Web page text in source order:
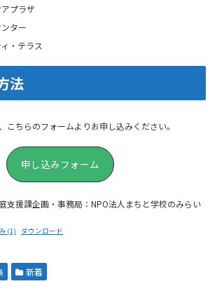
プラザ
ター
・テラス
法
こちらのフォームよりお申し込みください。
申し込みフォーム
支援課企画・事務局：NPO法人まちと学校のみらい
(1) ダウンロード
新着